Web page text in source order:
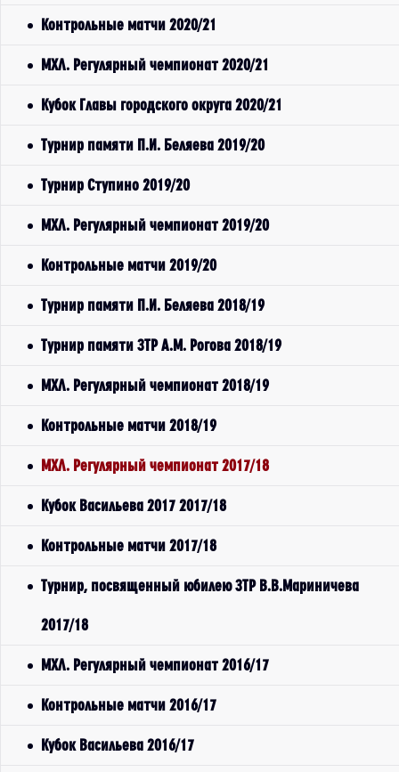
Контрольные матчи 2020/21
МХЛ. Регулярный чемпионат 2020/21
Кубок Главы городского округа 2020/21
Турнир памяти П.И. Беляева 2019/20
Турнир Ступино 2019/20
МХЛ. Регулярный чемпионат 2019/20
Контрольные матчи 2019/20
Турнир памяти П.И. Беляева 2018/19
Турнир памяти ЗТР А.М. Рогова 2018/19
МХЛ. Регулярный чемпионат 2018/19
Контрольные матчи 2018/19
МХЛ. Регулярный чемпионат 2017/18
Кубок Васильева 2017 2017/18
Контрольные матчи 2017/18
Турнир, посвященный юбилею ЗТР В.В.Мариничева
2017/18
МХЛ. Регулярный чемпионат 2016/17
Контрольные матчи 2016/17
Кубок Васильева 2016/17